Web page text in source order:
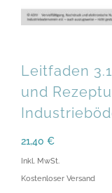
Leitfaden
und
21,40 €
Inkl. MwSt.
Kostenloser Versand